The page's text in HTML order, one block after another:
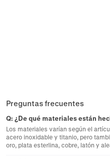
Preguntas frecuentes
Q: ¿De qué materiales están
Los materiales varían según el
acero inoxidable y titanio, pero
oro, plata esterlina, cobre, latón y